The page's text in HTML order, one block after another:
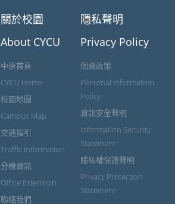
關於校園
About CYCU
中原首頁
CYCU Home
校園地圖
Campus Map
交通指引
Traffic Information
分機資訊
Office Extension
聯絡我們
隱私聲明
Privacy Policy
個資政策
Personal Information
Policy
資訊安全聲明
Information Security
Statement
隱私權保護聲明
Privacy Protection
Statement